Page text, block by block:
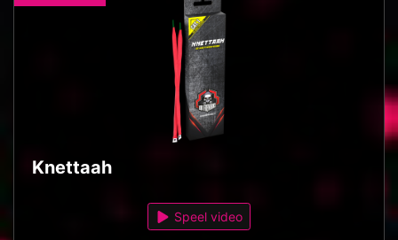
Knettaah
Speel video